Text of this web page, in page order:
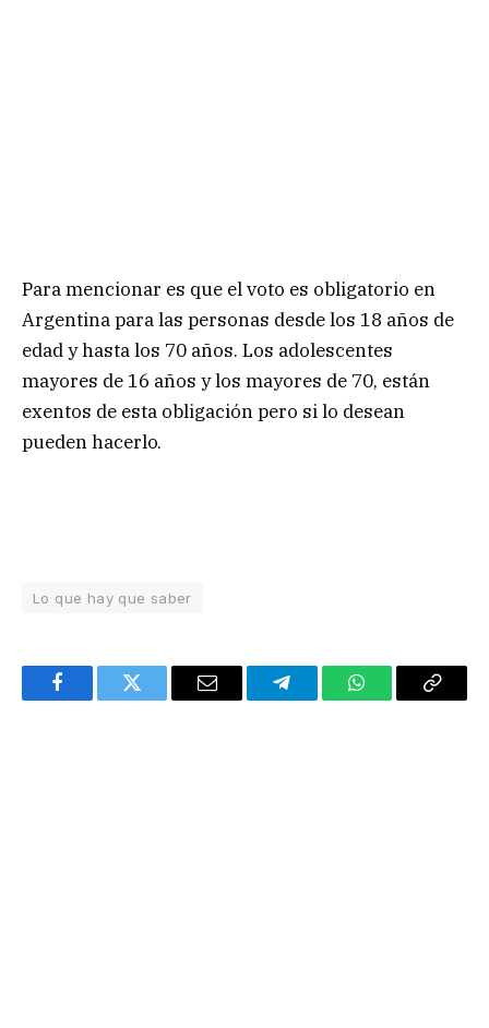
Para mencionar es que el voto es obligatorio en
Argentina para las personas desde los 18 años de
edad y hasta los 70 años. Los adolescentes
mayores de 16 años y los mayores de 70, están
exentos de esta obligación pero si lo desean
pueden hacerlo.
Lo que hay que saber
FacebookTwitter Email TelegramWhatsAppCopy